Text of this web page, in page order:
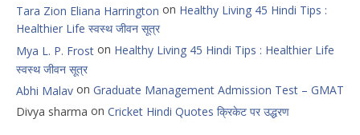
Tara Zion Eliana Harrington on Healthy Living 45 Hindi Tips :
Healthier Life स्वस्थ जीवन सूत्र
Mya L. P. Frost on Healthy Living 45 Hindi Tips : Healthier Life
स्वस्थ जीवन सूत्र
Abhi Malav on Graduate Management Admission Test – GMAT
Divya sharma on Cricket Hindi Quotes क्रिकेट पर उद्धरण